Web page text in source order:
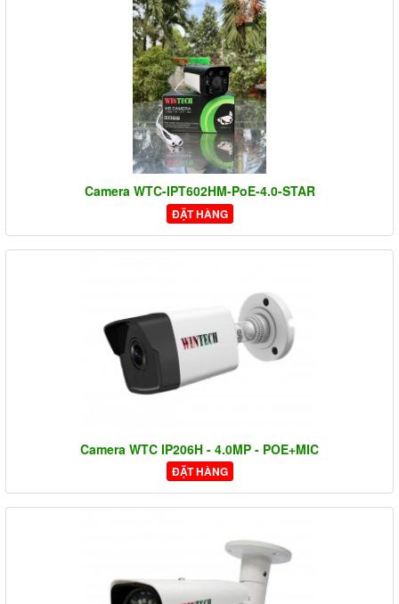
Camera WTC-IPT602HM-PoE-4.0-STAR
ĐẶT HÀNG
Camera WTC IP206H - 4.0MP - POE+MIC
ĐẶT HÀNG